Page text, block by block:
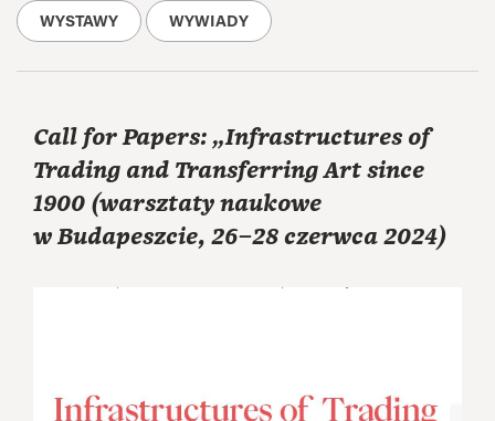
WYSTAWY WYWIADY
Call for Papers: „Infrastructures of
Trading and Transferring Art since
1900 (warsztaty naukowe
w Budapeszcie, 26–28 czerwca 2024)